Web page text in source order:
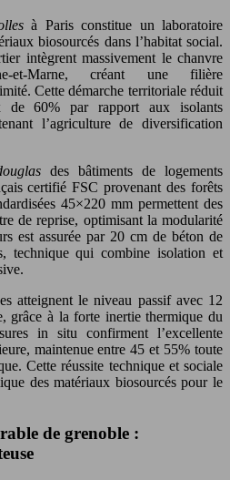
à Paris constitue un laboratoire
biosourcés dans l’habitat social.
intègrent massivement le chanvre
Marne, créant une filière
Cette démarche territoriale réduit
de 60% par rapport aux isolants
l’agriculture de diversification
des bâtiments de logements
certifié FSC provenant des forêts
45×220 mm permettent des
de reprise, optimisant la modularité
est assurée par 20 cm de béton de
technique qui combine isolation et
atteignent le niveau passif avec 12
grâce à la forte inertie thermique du
in situ confirment l’excellente
maintenue entre 45 et 55% toute
Cette réussite technique et sociale
des matériaux biosourcés pour le
de grenoble :